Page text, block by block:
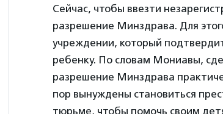
Сейчас, чтобы ввезти
разрешение Минздрава. Для
учреждении, который
ребенку. По словам Мониавы,
разрешение Минздрава
пор вынуждены становиться
тюрьме, чтобы помочь своим